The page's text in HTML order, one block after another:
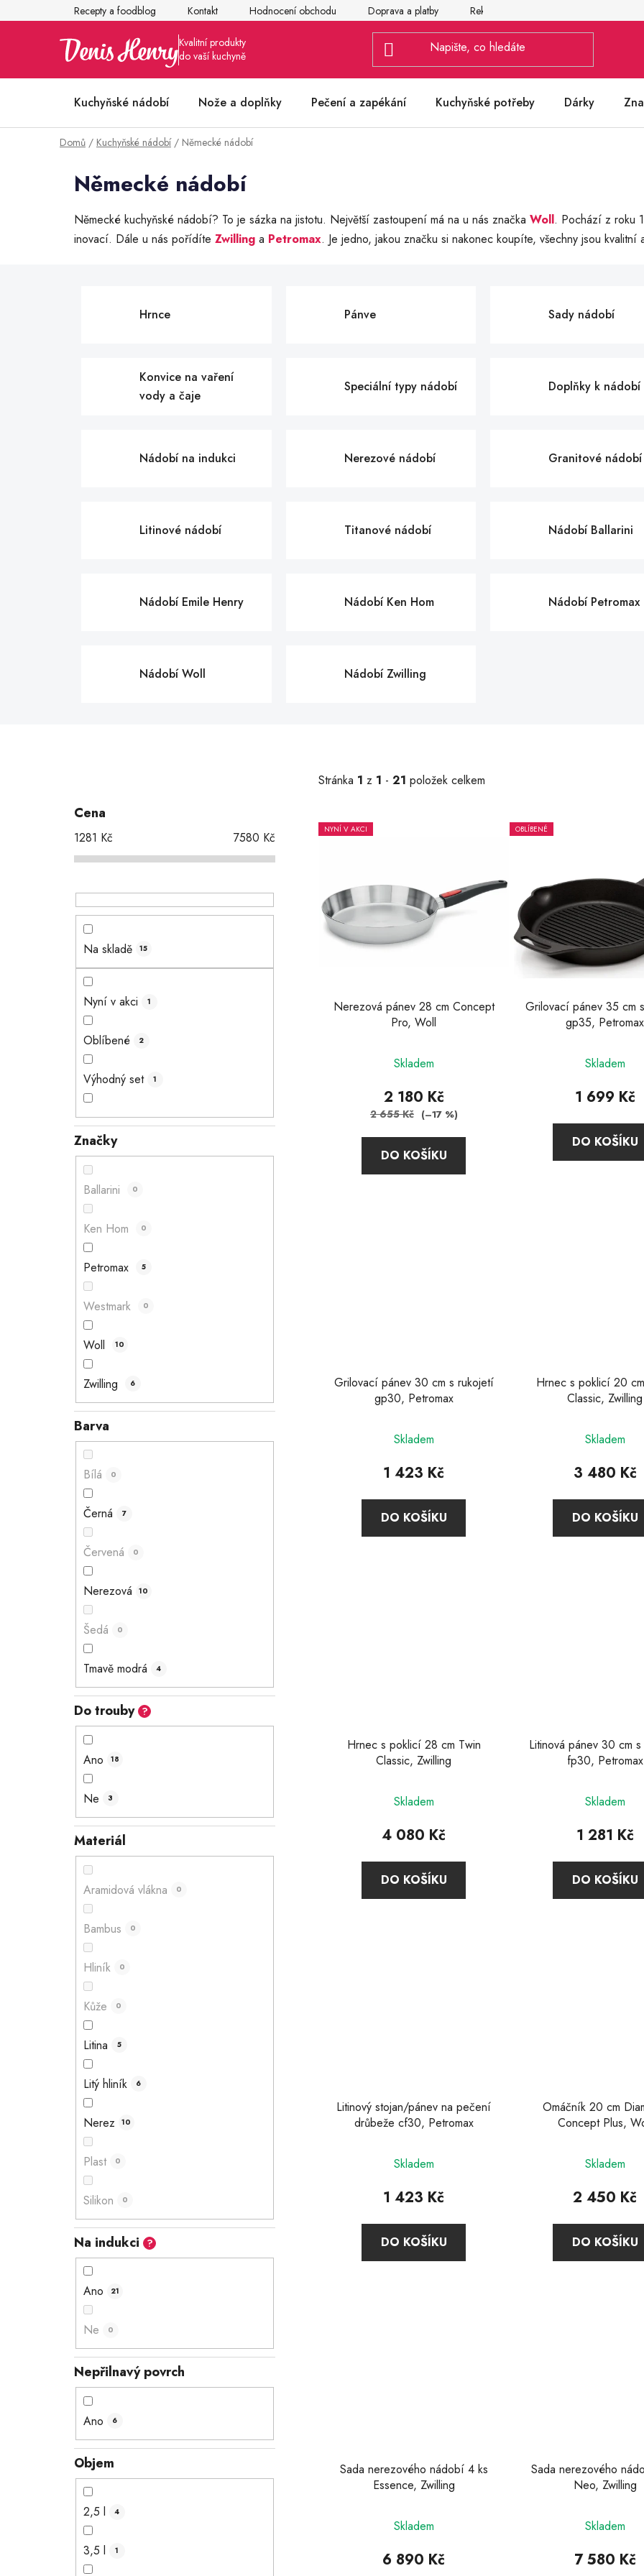
na
Recepty a foodblog Kontakt Hodnocení obchodu Doprava a platby Reklamace
Kuchyňské nádobí Nože a doplňky Pečení a zapékání Kuchyňské potřeby Dárky
Články z kuchyně
Domů / Kuchyňské nádobí / Německé nádobí
Německé nádobí
Německé kuchyňské nádobí? To je sázka na jistotu. Největší zastoupení má na u nás značka Woll. Pochází z roku
inovací. Dále u nás pořídíte Zwilling a Petromax. Je jedno, jakou značku si nakonec koupíte, všechny jsou kvalitní
Hrnce Pánve Sady nádobí
Konvice na vaření
vody a čaje
Speciální typy nádobí Doplňky k nádobí
Nádobí na indukci Nerezové nádobí Granitové nádobí
Litinové nádobí Titanové nádobí Nádobí Ballarini
Nádobí Emile Henry Nádobí Ken Hom Nádobí Petromax
Nádobí Woll Nádobí Zwilling
Cena
1281 Kč 7580 Kč
Na skladě 15
Nyní v akci 1
Oblíbené 2
Výhodný set 1
Značky
Ballarini 0
Ken Hom 0
Petromax 5
Westmark 0
Woll 10
Zwilling 6
Barva
Bílá 0
Černá 7
Červená 0
Nerezová 10
Šedá 0
Tmavě modrá 4
Do trouby ?
Ano 18
Ne 3
Materiál
Aramidová vlákna 0
Bambus 0
Hliník 0
Kůže 0
Litina 5
Litý hliník 6
Nerez 10
Plast 0
Silikon 0
Na indukci ?
Ano 21
Ne 0
Nepřilnavý povrch
Ano 6
Objem
2,5 l 4
3,5 l 1
Stránka 1 z 1 - 21 položek celkem
V
s
p
NYNÍ V AKCI
Nerezová pánev 28 cm Concept
Pro, Woll
Skladem
2 180 Kč
2 655 Kč (–17 %)
DO KOŠÍKU
OBLÍBENÉ
Grilovací pánev 35 cm
gp35, Petromax
Skladem
1 699 Kč
DO KOŠÍKU
Grilovací pánev 30 cm s rukojetí
gp30, Petromax
Skladem
1 423 Kč
DO KOŠÍKU
Hrnec s poklicí 20
Classic, Zwilling
produktu
3,9
z
Skladem
3 480 Kč
DO KOŠÍKU
Hrnec s poklicí 28 cm Twin
Classic, Zwilling
Skladem
4 080 Kč
DO KOŠÍKU
Litinová pánev 30 cm
fp30, Petromax
Skladem
1 281 Kč
DO KOŠÍKU
Litinový stojan/pánev na pečení
drůbeže cf30, Petromax
Skladem
1 423 Kč
DO KOŠÍKU
Omáčník 20 cm
Concept Plus,
Skladem
2 450 Kč
DO KOŠÍKU
Sada nerezového nádobí 4 ks
Essence, Zwilling
Skladem
6 890 Kč
Sada nerezového
Neo, Zwilling
Skladem
7 580 Kč